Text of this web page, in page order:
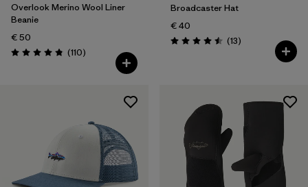
Overlook Merino Wool Liner
Beanie
€ 50
Bewertung: 4.8 / 5
(110Rezensionen
)
Broadcaster Hat
€ 40
Bewertung: 4.5 / 5
(13Rezensionen
)